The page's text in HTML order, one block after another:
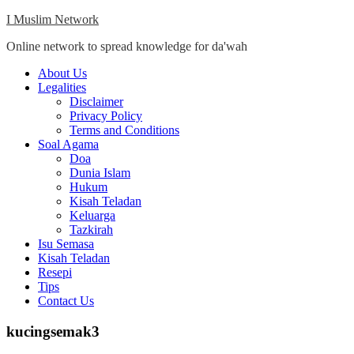
Skip
content
I Muslim Network
Online network to spread knowledge for da'wah
Close
Menu
About Us
Legalities
Disclaimer
Privacy Policy
Terms and Conditions
Soal Agama
Doa
Dunia Islam
Hukum
Kisah Teladan
Keluarga
Tazkirah
Isu Semasa
Kisah Teladan
Resepi
Tips
Contact Us
kucingsemak3